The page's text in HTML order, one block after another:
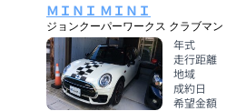
ＭＩＮＩ ＭＩＮＩ
ジョンクーパーワークス クラブマン
年式
走行距離
地域
成約日
希望金額